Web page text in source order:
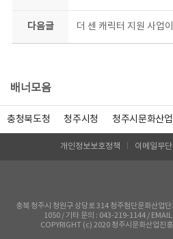
다음글
배너모음
충청북도청 청주시청 청주시문화산
개인정보보호정책 이메일무
충북 청주시 청원구 상당로 314 청주첨단문화산업
1050 / 기타 문의 : 043-219-1144 /
COPYRIGHT (c) 2020 청주시문화산업진